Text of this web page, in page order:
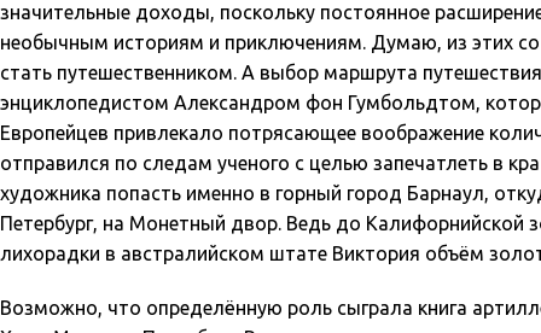
значительные доходы, поскольку постоянное
необычным историям и приключениям. Думаю, из этих
стать путешественником. А выбор маршрута
энциклопедистом Александром фон Гумбольдтом,
Европейцев привлекало потрясающее воображение
отправился по следам ученого с целью запечатлеть в
художника попасть именно в горный город Барнаул,
Петербург, на Монетный двор. Ведь до Калифорнийской
лихорадки в австралийском штате Виктория объём
Возможно, что определённую роль сыграла книга